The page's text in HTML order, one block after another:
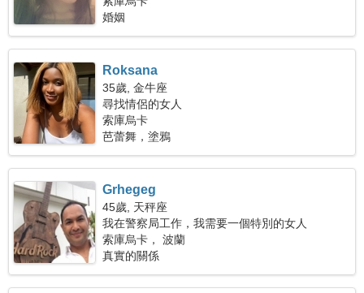
婚姻
Roksana
35歲, 金牛座
尋找情侶的女人
索庫烏卡
芭蕾舞，塗鴉
Grhegeg
45歲, 天秤座
我在警察局工作，我需要一個特別的女人
索庫烏卡， 波蘭
真實的關係